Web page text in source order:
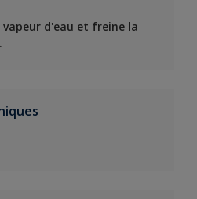
vapeur d'eau et freine la